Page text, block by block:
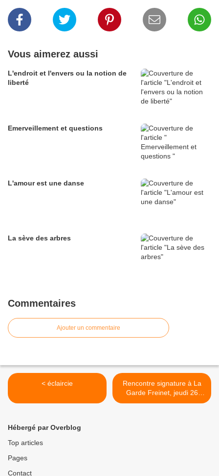
Vous aimerez aussi
L'endroit et l'envers ou la notion de
liberté
Emerveillement et questions
L'amour est une danse
La sève des arbres
Commentaires
Ajouter un commentaire
< éclaircie
Rencontre signature à La
Garde Freinet, jeudi 26
juillet à 18 h >
Hébergé par Overblog
Top articles
Pages
Contact